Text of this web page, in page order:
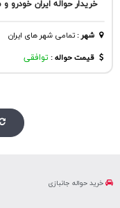
خریدار حواله ایران خودرو
شهر:تمامی شهر های ایران
قیمت حواله : توافقی
خرید حواله جانبازی